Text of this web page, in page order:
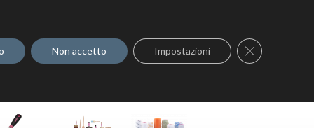
Non accetto Impostazioni Close GDPR